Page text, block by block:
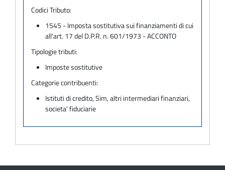
Codici Tributo:
1545 - Imposta sostitutiva sui finanziamenti di cui
all'art. 17 del D.P.R. n. 601/1973 - ACCONTO
Tipologie tributi:
Imposte sostitutive
Categorie contribuenti:
Istituti di credito, Sim, altri intermediari finanziari,
societa' fiduciarie